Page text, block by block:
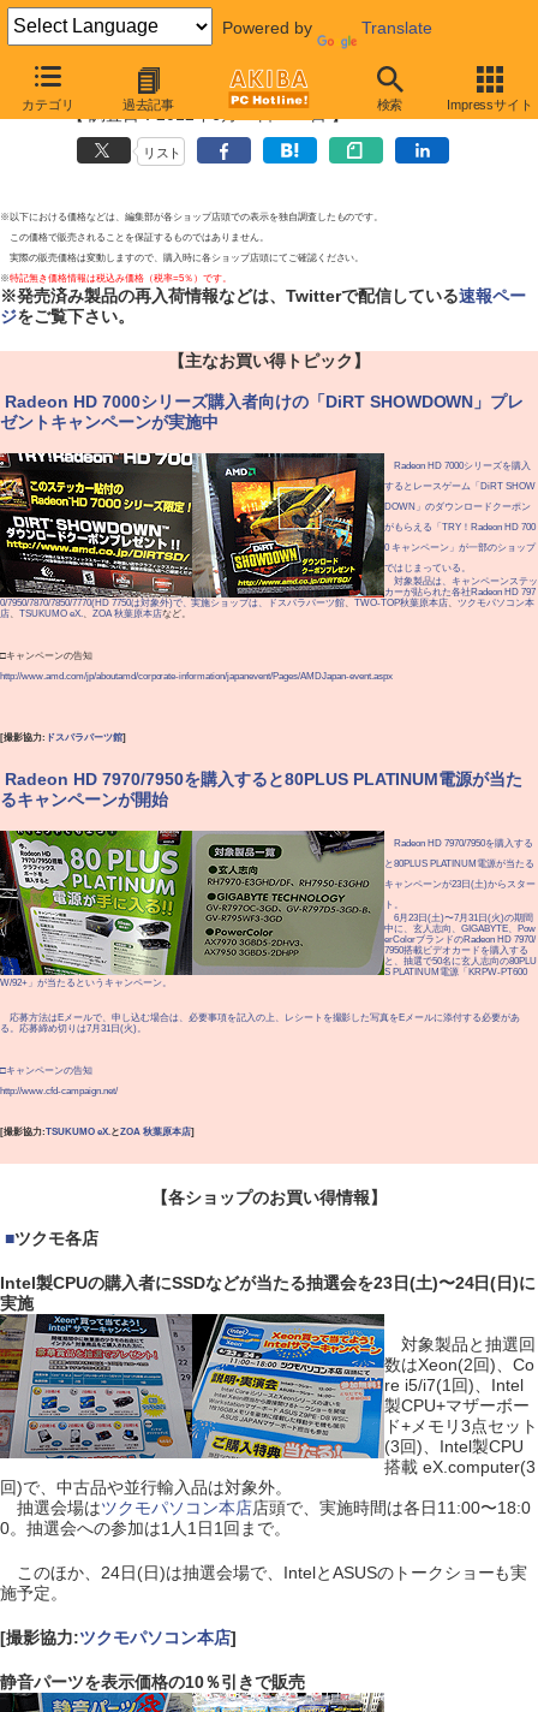
Powered by Translate
カテゴリ 過去記事 検索 Impressサイト
お買い得価格情報
【 調査日：2012年6月19日〜23日 】
リスト
※以下における価格などは、編集部が各ショップ店頭での表示を独自調査したものです。
この価格で販売されることを保証するものではありません。
実際の販売価格は変動しますので、購入時に各ショップ店頭にてご確認ください。
※特記無き価格情報は税込み価格（税率=5％）です。
※発売済み製品の再入荷情報などは、Twitterで配信している速報ペー
ジをご覧下さい。
【主なお買い得トピック】
Radeon HD 7000シリーズ購入者向けの「DiRT SHOWDOWN」プレ
ゼントキャンペーンが実施中
Radeon HD 7000シリーズを購入
するとレースゲーム「DiRT SHOW
DOWN」のダウンロードクーポン
がもらえる「TRY！Radeon HD 700
0 キャンペーン」が一部のショップ
ではじまっている。
対象製品は、キャンペーンステッ
カーが貼られた各社Radeon HD 797
0/7950/7870/7850/7770(HD 7750は対象外)で、実施ショップは、
ドスパラパーツ館、TWO-TOP秋葉原本店、ツクモパソコン本
店、 TSUKUMO eX.、 ZOA 秋葉原本店など。
□キャンペーンの告知
http://www.amd.com/jp/aboutamd/corporate-information/japanevent/Pages/AMDJapan-event.aspx
[撮影協力: ドスパラパーツ館]
Radeon HD 7970/7950を購入すると80PLUS PLATINUM電源が当た
るキャンペーンが開始
Radeon HD 7970/7950を購入する
と80PLUS PLATINUM電源が当たる
キャンペーンが23日(土)からスター
ト。
6月23日(土)〜7月31日(火)の期間
中に、玄人志向、GIGABYTE、Pow
erColorブランドのRadeon HD 7970/
7950搭載ビデオカードを購入する
と、抽選で50名に玄人志向の80PLU
S PLATINUM電源「KRPW-PT600
W/92+」が当たるというキャンペーン。
応募方法はEメールで、申し込む場合は、必要事項を記入の上、レシートを撮影した写真をEメールに添付する必要があ
る。応募締め切りは7月31日(火)。
□キャンペーンの告知
http://www.cfd-campaign.net/
[撮影協力:TSUKUMO eX.とZOA 秋葉原本店]
【各ショップのお買い得情報】
■ツクモ各店
Intel製CPUの購入者にSSDなどが当たる抽選会を23日(土)〜24日(日)に
実施
対象製品と抽選回
数はXeon(2回)、Co
re i5/i7(1回)、Intel
製CPU+マザーボー
ド+メモリ3点セット
(3回)、Intel製CPU
搭載 eX.computer(3
回)で、中古品や並行輸入品は対象外。
抽選会場はツクモパソコン本店店頭で、実施時間は各日11:00〜18:0
0。抽選会への参加は1人1日1回まで。
このほか、24日(日)は抽選会場で、IntelとASUSのトークショーも実
施予定。
[撮影協力:ツクモパソコン本店]
静音パーツを表示価格の10％引きで販売